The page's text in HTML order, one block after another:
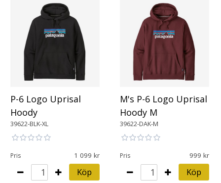
P-6 Logo Uprisal
Hoody
39622-BLK-XL
Pris 1 099
Köp
M's P-6 Logo Uprisal
Hoody M
39622-DAK-M
Pris 999
Köp